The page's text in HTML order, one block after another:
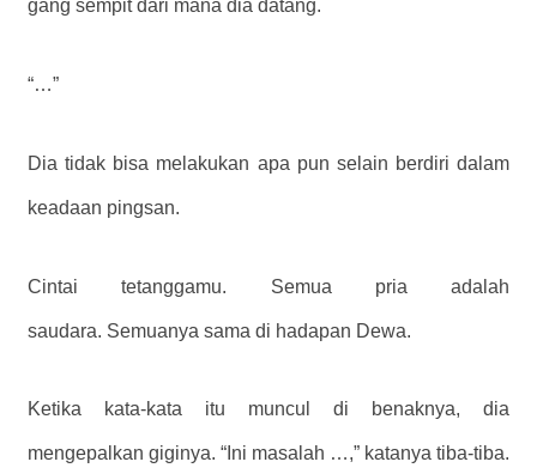
gang sempit dari mana dia datang.
“…”
Dia tidak bisa melakukan apa pun selain berdiri dalam
keadaan pingsan.
Cintai tetanggamu. Semua pria adalah
saudara. Semuanya sama di hadapan Dewa.
Ketika kata-kata itu muncul di benaknya, dia
mengepalkan giginya. “Ini masalah …,” katanya tiba-tiba.